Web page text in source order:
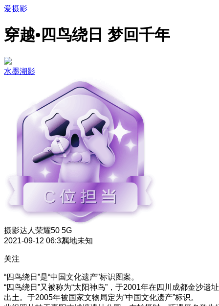
爱摄影
穿越•四鸟绕日 梦回千年
水墨湖影
摄影达人 荣耀50 5G
2021-09-12 06:32属地未知
关注
“四鸟绕日”是“中国文化遗产”标识图案。
“四鸟绕日”又被称为“太阳神鸟”，于2001年在四川成都金沙遗址
出土。于2005年被国家文物局定为“中国文化遗产”标识。